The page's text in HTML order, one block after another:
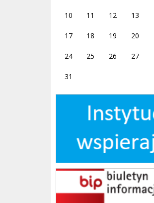
10 11 12 13
17 18 19 20
24 25 26 27
31
Instytucje wspierające
bip